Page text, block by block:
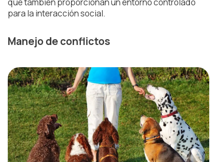
para la interacción social.
Manejo de conflictos